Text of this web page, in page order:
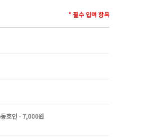
* 필수 입력 항목
동호인 - 7,000원